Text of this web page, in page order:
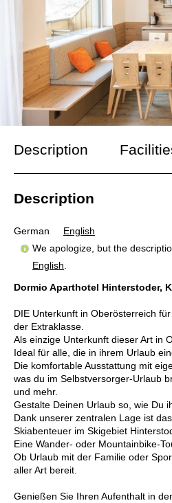
Description
Description
German
English
We apologize, but the
English.
Dormio Aparthotel Hinterstoder,
DIE Unterkunft in Oberösterreich
der Extraklasse.
Als einzige Unterkunft dieser Art in
Ideal für alle, die in ihrem Urlaub
Die komfortable Ausstattung mit
was du im Selbstversorger-Urlaub
und mehr.
Gestalte Deinen Urlaub so, wie Du
Dank unserer zentralen Lage ist
Skiabenteuer im Skigebiet
Eine Wander- oder Mountainbike-
Ob Urlaub mit der Familie oder
aller Art bereit.
Genießen Sie Ihren Aufenthalt in